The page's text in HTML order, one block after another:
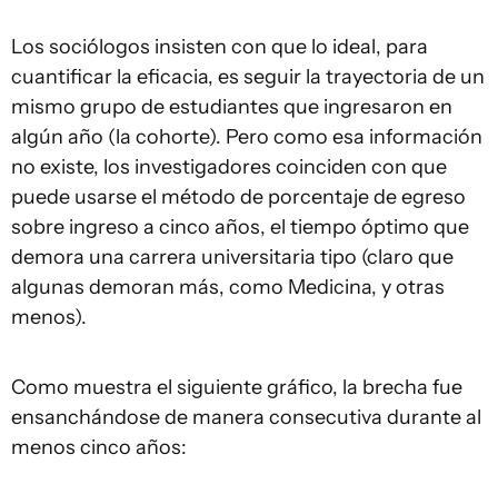
Los sociólogos insisten con que lo ideal, para
cuantificar la eficacia, es seguir la trayectoria de un
mismo grupo de estudiantes que ingresaron en
algún año (la cohorte). Pero como esa información
no existe, los investigadores coinciden con que
puede usarse el método de porcentaje de egreso
sobre ingreso a cinco años, el tiempo óptimo que
demora una carrera universitaria tipo (claro que
algunas demoran más, como Medicina, y otras
menos).
Como muestra el siguiente gráfico, la brecha fue
ensanchándose de manera consecutiva durante al
menos cinco años: